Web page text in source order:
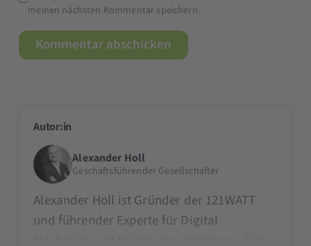
meinen nächsten Kommentar speichern.
Autor:in
Alexander Holl
Geschäftsführender Gesellschafter
Alexander Holl ist Gründer der 121WATT
und führender Experte für Digital